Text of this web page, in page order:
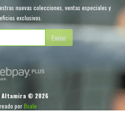
nuevas colecciones, ventas especiales y
exclusivos.
Enviar
Altamira © 2026
porBsale